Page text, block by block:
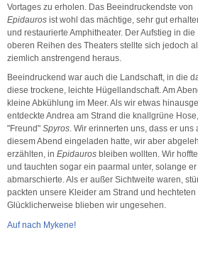
Vortages zu erholen. Das Beeindruckendste von
Epidauros ist wohl das mächtige, sehr gut
und restaurierte Amphitheater. Der Aufstieg in die
oberen Reihen des Theaters stellte sich jedoch
ziemlich anstrengend heraus.
Beeindruckend war auch die Landschaft, in die
diese trockene, leichte Hügellandschaft. Am
kleine Abkühlung im Meer. Als wir etwas
entdeckte Andrea am Strand die knallgrüne
"Freund" Spyros. Wir erinnerten uns, dass er uns
diesem Abend eingeladen hatte, wir aber
erzählten, in Epidauros bleiben wollten. Wir
und tauchten sogar ein paarmal unter, solange
abmarschierte. Als er außer Sichtweite waren,
packten unsere Kleider am Strand und
Glücklicherweise blieben wir ungesehen.
Auf nach Mykene!